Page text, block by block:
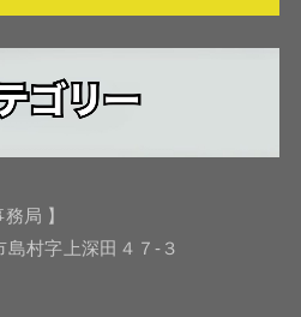
局 】
村字上深田４７-３